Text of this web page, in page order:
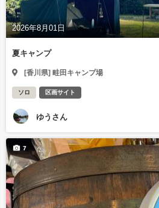
2026年8月01日
夏キャンプ
[香川県] 畦田キャンプ場
ソロ 区画サイト
ゆうさん
7